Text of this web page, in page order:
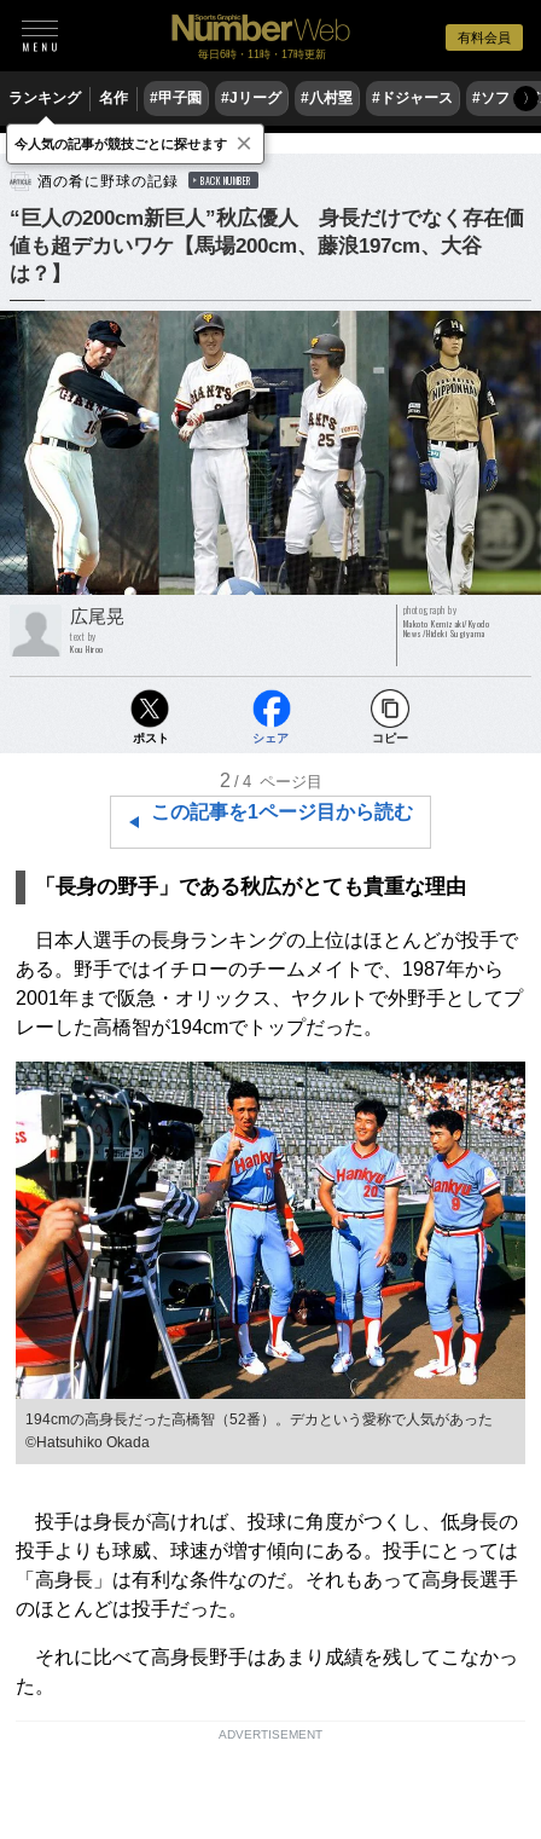
有料会員
毎日6時・11時・17時更新
ランキング 名作 #甲子園 #Jリーグ #八村塁 #ドジャース #ソフト〉
野球 プロ野球
酒の肴に野球の記録 BACK NUMBER
“巨人の200cm新巨人”秋広優人 身長だけでなく存在価
値も超デカいワケ【馬場200cm、藤浪197cm、大谷
は？】
広尾晃
text by
Kou Hiroo
photograph by
Makoto Kemizaki/Kyodo
News/Hideki Sugiyama
ポスト シェア コピー
2 /4 ページ目
この記事を1ページ目から読む
「長身の野手」である秋広がとても貴重な理由
日本人選手の長身ランキングの上位はほとんどが投手で
ある。野手ではイチローのチームメイトで、1987年から
2001年まで阪急・オリックス、ヤクルトで外野手としてプ
レーした高橋智が194cmでトップだった。
194cmの高身長だった高橋智（52番）。デカという愛称で人気があった
©Hatsuhiko Okada
投手は身長が高ければ、投球に角度がつくし、低身長の
投手よりも球威、球速が増す傾向にある。投手にとっては
「高身長」は有利な条件なのだ。それもあって高身長選手
のほとんどは投手だった。
それに比べて高身長野手はあまり成績を残してこなかっ
た。
ADVERTISEMENT
今人気の記事が競技ごとに探せます ×